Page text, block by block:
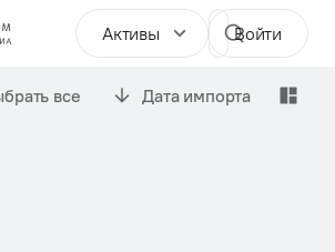
Активы Войти
все Дата импорта